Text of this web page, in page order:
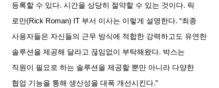
등록할 수 있다.시간을 상당히 절약할 수 있는 것이다. 릭
로만(Rick Roman) IT 부서 이사는 이렇게 설명한다. “최종
사용자들은 자신들의 근무 방식에 적합한 강력하고도 유연한
솔루션을 제공해 달라고 끊임없이 부탁해왔다. 박스는
직원이 필요로 하는 솔루션을 제공할 뿐만 아니라 다양한
협업 기능을 통해 생산성을 대폭 개선시킨다.”